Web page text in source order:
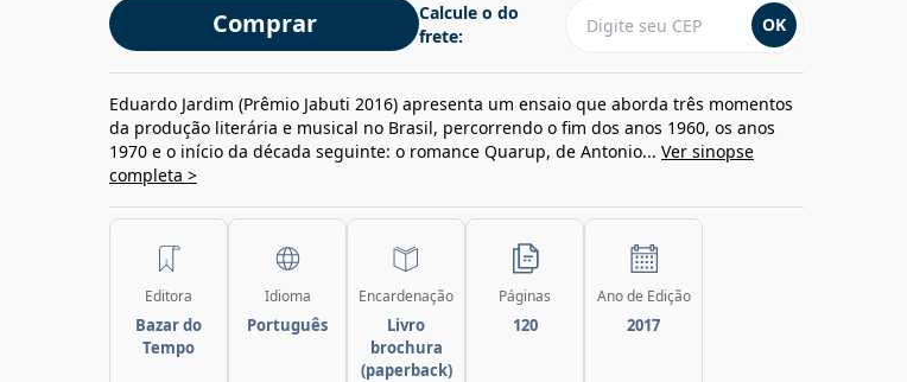
Comprar
Calcule o do
frete:
OK
Eduardo Jardim (Prêmio Jabuti 2016) apresenta um ensaio que aborda três momentos
da produção literária e musical no Brasil, percorrendo o fim dos anos 1960, os anos
1970 e o início da década seguinte: o romance Quarup, de Antonio... Ver sinopse
completa >
Editora
Bazar do
Tempo
Idioma
Português
Encardenação
Livro
brochura
(paperback)
Páginas
120
Ano de Edição
2017